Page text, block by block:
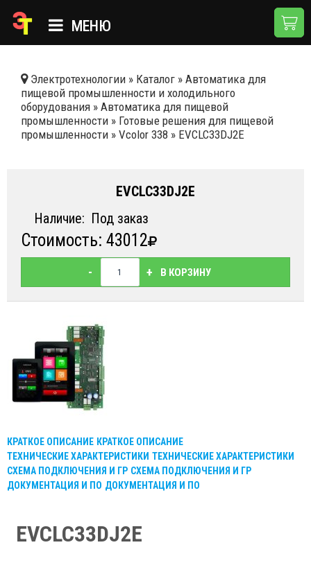
МЕНЮ
КАТАЛОГ
О КОМПАНИИ
ДОСТАВКА И ОПЛАТА
КОНТАКТЫ
Электротехнологии » Каталог » Автоматика для
пищевой промышленности и холодильного
оборудования » Автоматика для пищевой
промышленности » Готовые решения для пищевой
промышленности » Vcolor 338 » EVCLC33DJ2E
EVCLC33DJ2E
Наличие: Под заказ
Стоимость: 43012
- + В КОРЗИНУ
КРАТКОЕ ОПИСАНИЕ КРАТКОЕ ОПИСАНИЕ
ТЕХНИЧЕСКИЕ ХАРАКТЕРИСТИКИ ТЕХНИЧЕСКИЕ ХАРАКТЕРИСТИКИ
СХЕМА ПОДКЛЮЧЕНИЯ И ГР СХЕМА ПОДКЛЮЧЕНИЯ И ГР
ДОКУМЕНТАЦИЯ И ПО ДОКУМЕНТАЦИЯ И ПО
EVCLC33DJ2E